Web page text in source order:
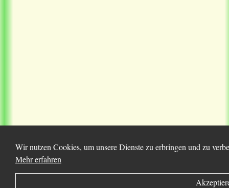
Wir nutzen Cookies, um unsere Dienste zu erbringen und zu
Mehr erfahren